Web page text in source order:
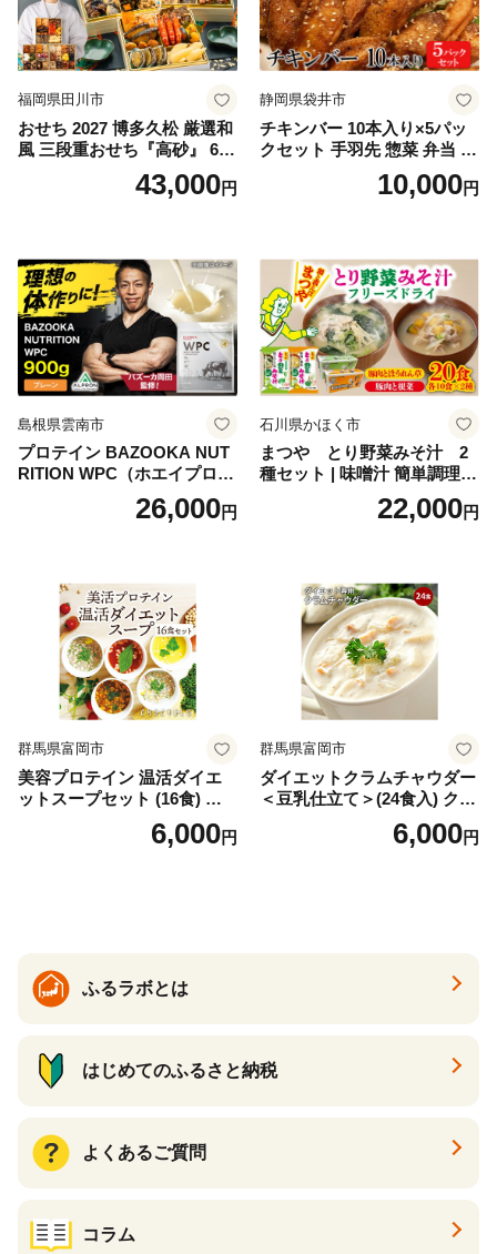
福岡県田川市
おせち 2027 博多久松 厳選和
風 三段重おせち『高砂』 6.5
寸 3段重 2～3人前 おせち料
理 重箱 お正月 冷凍おせち 縁
ち 本格おせち おせち予約 年
末 年始 お取り寄せ 新春 贅沢
おせち こだわりおせち 惣菜
老舗おせち ふるさと納税お
せち 御節 お節料理 正月 調理
不要 おせち料理2027
43,000円
静岡県袋井市
チキンバー 10本入り×5パッ
クセット 手羽先 惣菜 弁当 お
かず お酒 おつまみ ギフト キ
ャンプ アウトドア キャンプ
10,000円
島根県雲南市
プロテイン BAZOOKA NUT
RITION WPC（ホエイプロテ
イン）＜プレーン＞ 900g｜
バズーカ岡田監修・植物由来
ロン [AIEN005]
26,000円
石川県かほく市
まつや とり野菜みそ汁 2
種セット | 味噌汁 簡単調理
お味噌 おみそ みそ とり野菜
時短料理 時短ごはん ご当地
22,000円
群馬県富岡市
美容プロテイン 温活ダイエ
ットスープセット (16食) 小
分け スープ 食べ比べ セット
詰合せ クラムチャウダー チ
6,000円
群馬県富岡市
ダイエットクラムチャウダー
＜豆乳仕立て＞(24食入) クラ
ムチャウダー 豆乳 ダイエッ
ト スープ プロテイン たんぱ
6,000円
ふるラボとは
はじめてのふるさと納税
よくあるご質問
コラム